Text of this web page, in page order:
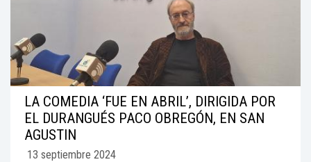
LA COMEDIA ‘FUE EN ABRIL’, DIRIGIDA POR
EL DURANGUÉS PACO OBREGÓN, EN SAN
AGUSTIN
13 septiembre 2024